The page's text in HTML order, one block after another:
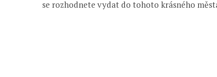
se rozhodnete vydat do tohoto krásného